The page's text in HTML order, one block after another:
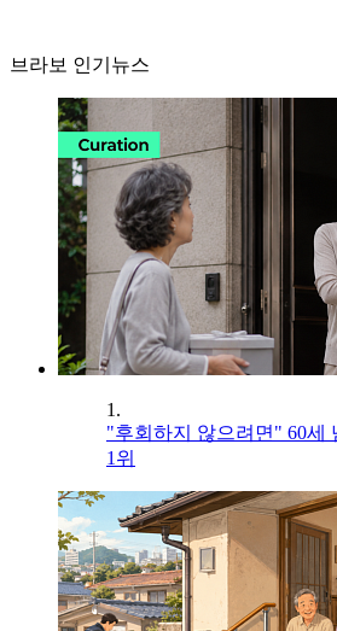
브라보 인기뉴스
1.
"후회하지 않으려면" 60세
1위